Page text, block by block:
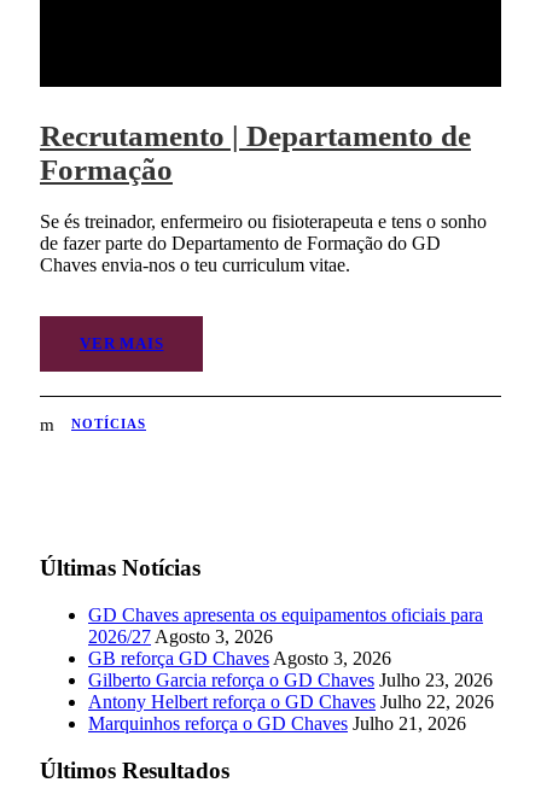
Recrutamento | Departamento de
Formação
Se és treinador, enfermeiro ou fisioterapeuta e tens o sonho
de fazer parte do Departamento de Formação do GD
Chaves envia-nos o teu curriculum vitae.
VER MAIS
NOTÍCIAS
Últimas Notícias
GD Chaves apresenta os equipamentos oficiais para
2026/27 Agosto 3, 2026
GB reforça GD Chaves Agosto 3, 2026
Gilberto Garcia reforça o GD Chaves Julho 23, 2026
Antony Helbert reforça o GD Chaves Julho 22, 2026
Marquinhos reforça o GD Chaves Julho 21, 2026
Últimos Resultados